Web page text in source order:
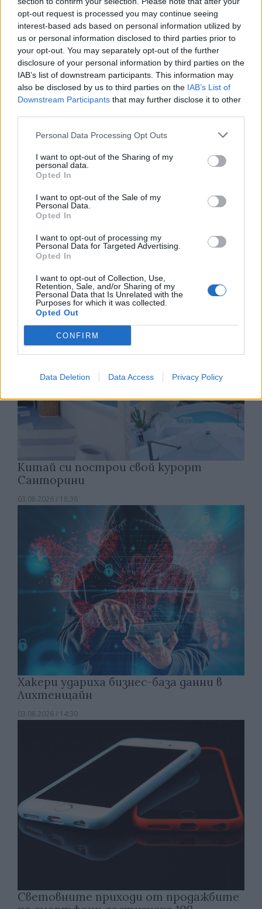
opt-out request is processed you may continue seeing
interest-based ads based on personal information utilized by
us or personal information disclosed to third parties prior to
your opt-out. You may separately opt-out of the further
disclosure of your personal information by third parties on the
IAB’s list of downstream participants. This information may
also be disclosed by us to third parties on the IAB’s List of
Downstream Participants that may further disclose it to other
Personal Data Processing Opt Outs
I want to opt-out of the Sharing of my
personal data.
Opted In
I want to opt-out of the Sale of my
Personal Data.
Opted In
I want to opt-out of processing my
Personal Data for Targeted Advertising.
Opted In
I want to opt-out of Collection, Use,
Retention, Sale, and/or Sharing of my
Personal Data that Is Unrelated with the
Purposes for which it was collected.
Opted Out
CONFIRM
Data Deletion Data Access Privacy Policy
Румъния се сблъска с проблеми заради
ниското ниво на Дунав
04.08.2026 / 16:30
Търговският дефицит на САЩ с ЕС е
нараснал с 36,4% през юни
04.08.2026 / 16:00
Китай си построи свой курорт
Санторини
03.08.2026 / 18:36
Хакери удариха бизнес-база данни в
Лихтенщайн
03.08.2026 / 14:30
Световните приходи от продажбите